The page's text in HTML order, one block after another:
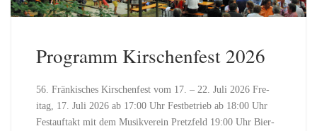
Programm Kirschenfest 2026
56. Fränkisches Kirschen­fest vom 17. – 22. Juli 2026 Fre­
itag, 17. Juli 2026 ab 17:00 Uhr Fes­t­be­trieb ab 18:00 Uhr
Fes­tauf­takt mit dem Musikvere­in Pret­zfeld 19:00 Uhr Bier­